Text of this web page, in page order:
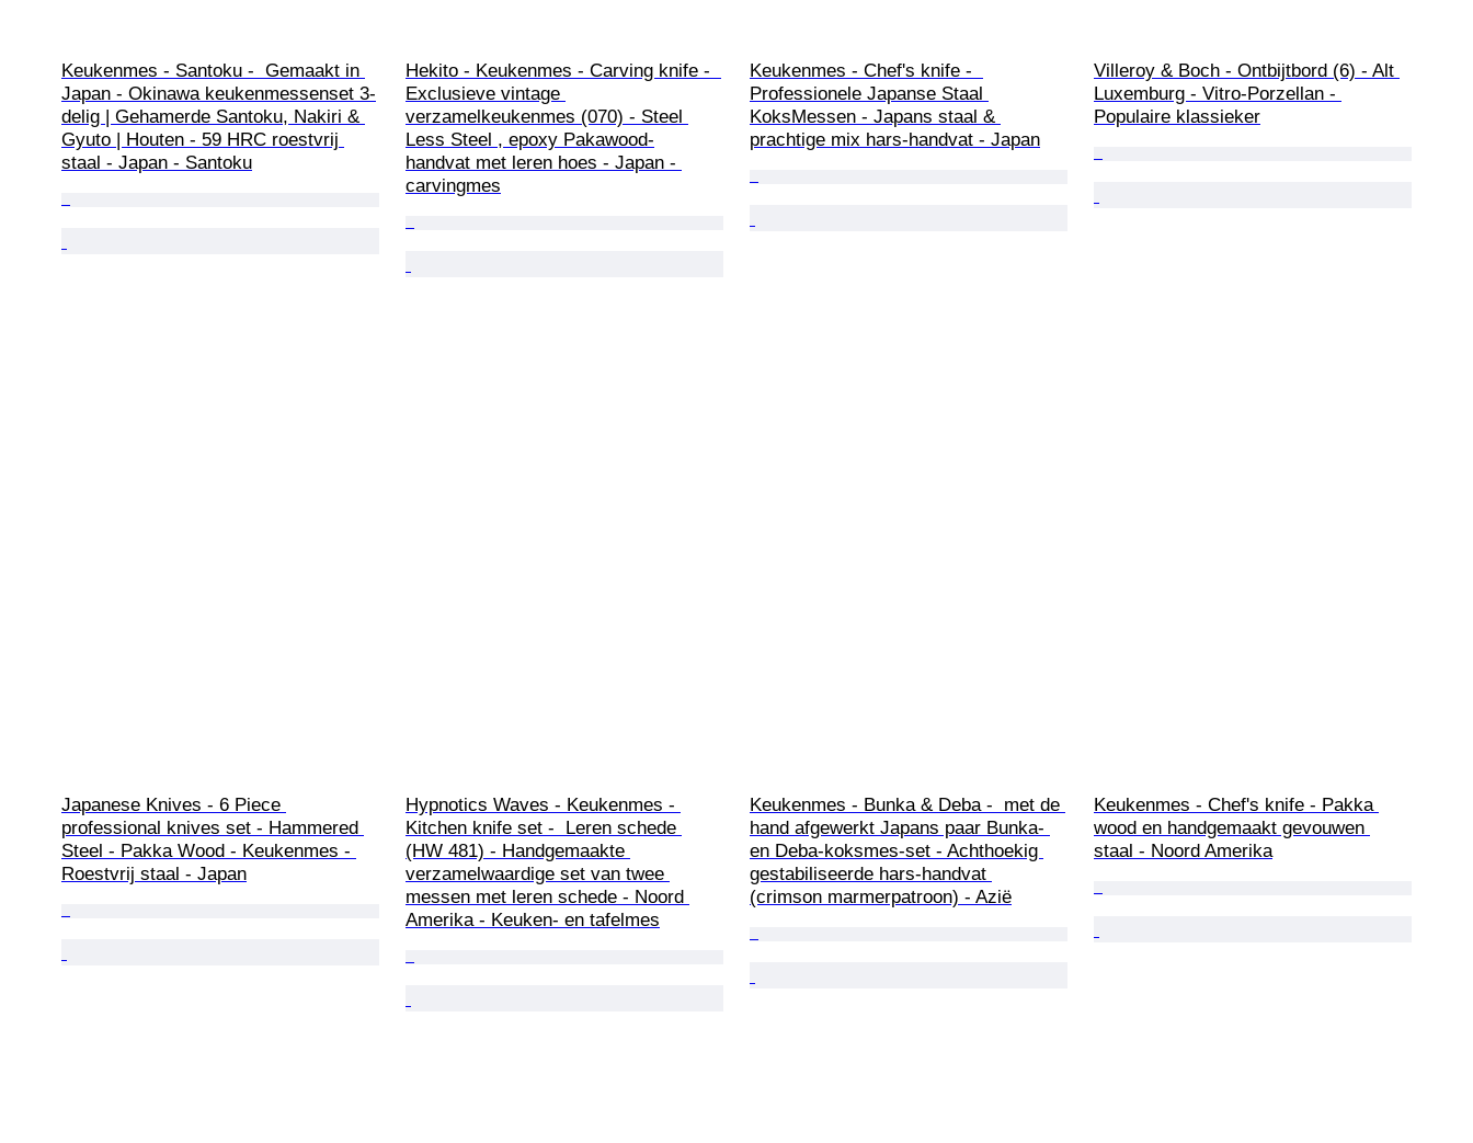
Keukenmes - Santoku -  Gemaakt in
Japan - Okinawa keukenmessenset 3-
delig | Gehamerde Santoku, Nakiri &
Gyuto | Houten - 59 HRC roestvrij
staal - Japan - Santoku
Hekito - Keukenmes - Carving knife -
Exclusieve vintage
verzamelkeukenmes (070) - Steel
Less Steel , epoxy Pakawood-
handvat met leren hoes - Japan -
carvingmes
Keukenmes - Chef's knife -
Professionele Japanse Staal
KoksMessen - Japans staal &
prachtige mix hars-handvat - Japan
Villeroy & Boch - Ontbijtbord (6) - Alt
Luxemburg - Vitro-Porzellan -
Populaire klassieker
Japanese Knives - 6 Piece
professional knives set - Hammered
Steel - Pakka Wood - Keukenmes -
Roestvrij staal - Japan
Hypnotics Waves - Keukenmes -
Kitchen knife set -  Leren schede
(HW 481) - Handgemaakte
verzamelwaardige set van twee
messen met leren schede - Noord
Amerika - Keuken- en tafelmes
Keukenmes - Bunka & Deba -  met de
hand afgewerkt Japans paar Bunka-
en Deba-koksmes-set - Achthoekig
gestabiliseerde hars-handvat
(crimson marmerpatroon) - Azië
Keukenmes - Chef's knife - Pakka
wood en handgemaakt gevouwen
staal - Noord Amerika